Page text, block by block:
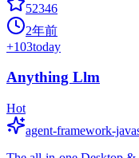
52346
2年前
+103today
Anything Llm
Hot
agent-framework-